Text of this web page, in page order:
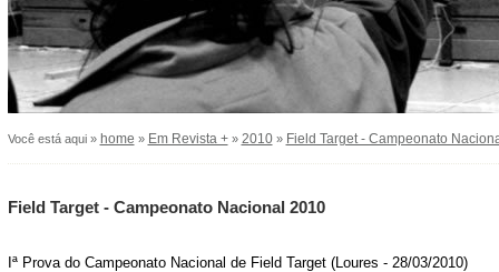
Você está aqui » home » Em Revista +» 2010» Field Target - Campeonato
Field Target - Campeonato Nacional 2010
Iª Prova do Campeonato Nacional de Field Target (Loures - 28/03/2010)